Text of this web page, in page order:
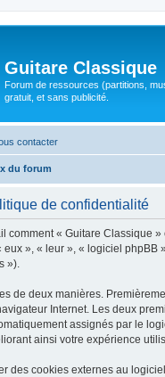
Guitare Classique
Forum de ressources (partitions,
gratuit, et sans publicité.
contacter
du forum
de confidentialité
comment « Guitare Classique
», « leur », « logiciel
»).
de deux manières.
Internet. Les deux
assignés par le
ainsi votre expérience
des cookies externes au